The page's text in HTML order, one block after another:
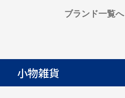
ブランド一覧へ
小物雑貨